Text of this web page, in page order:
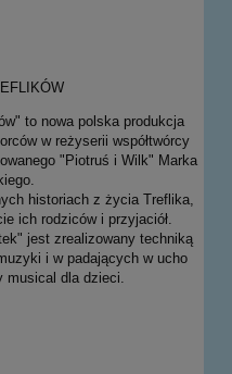
to nowa polska produkcja
w reżyserii współtwórcy
"Piotruś i Wilk" Marka
historiach z życia Treflika,
ich rodziców i przyjaciół.
jest zrealizowany techniką
i w padających w ucho
musical dla dzieci.